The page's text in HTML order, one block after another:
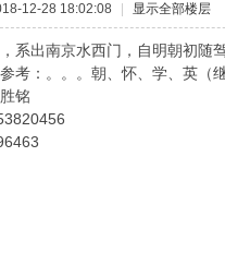
12-28 18:02:08 显示全部楼层
系出南京水西门，自明朝初随
考：。。。朝、怀、学、英（
铭